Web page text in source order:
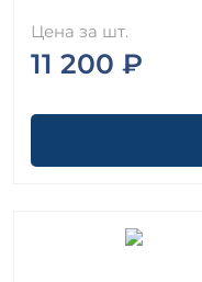
Цена за шт.
11 200 ₽